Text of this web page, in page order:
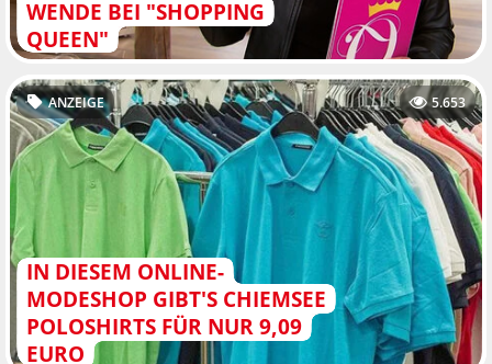
WENDE BEI "SHOPPING
QUEEN"
IN DIESEM ONLINE-
MODESHOP GIBT'S CHIEMSEE
POLOSHIRTS FÜR NUR 9,09
EURO
ANZEIGE 5.653